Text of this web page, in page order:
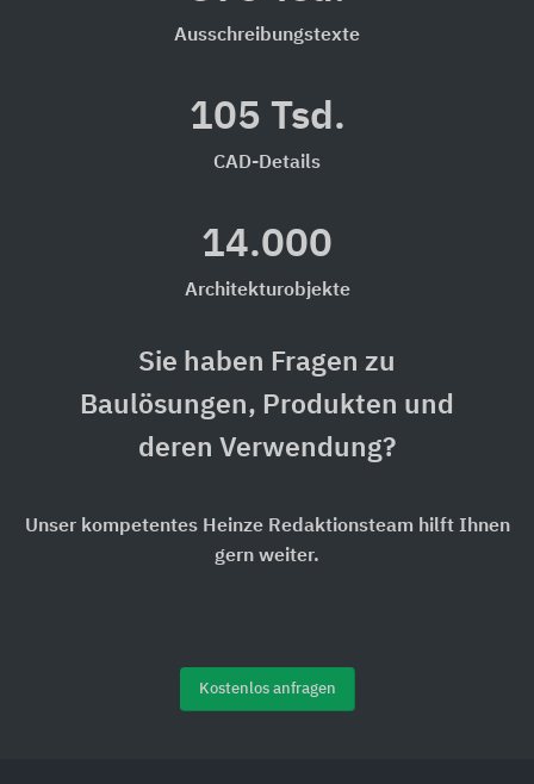
Ausschreibungstexte
105 Tsd.
CAD-Details
14.000
Architekturobjekte
Sie haben Fragen zu
Baulösungen, Produkten und
deren Verwendung?
Unser kompetentes Heinze Redaktionsteam hilft Ihnen
gern weiter.
Kostenlos anfragen